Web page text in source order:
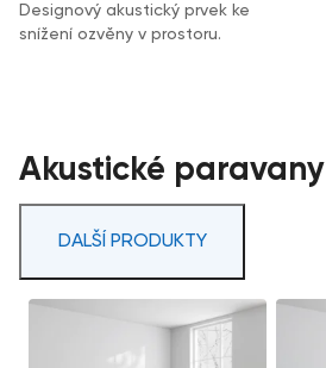
Designový akustický prvek ke
snížení ozvěny v prostoru.
Akustické paravany
DALŠÍ PRODUKTY